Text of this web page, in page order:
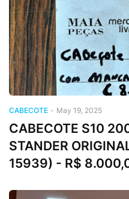
CABECOTE - May 19, 2025
CABECOTE S10
STANDER
15939) - R$